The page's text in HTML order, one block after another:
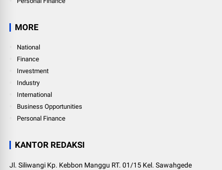
MORE
National
Finance
Investment
Industry
International
Business Opportunities
Personal Finance
KANTOR REDAKSI
Jl. Siliwangi Kp. Kebbon Manggu RT. 01/15 Kel. Sawahgede